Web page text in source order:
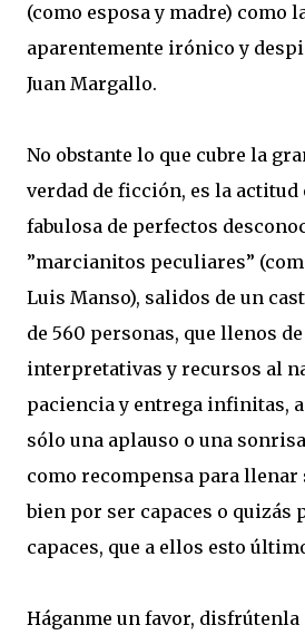
(como esposa y madre) como
aparentemente irónico y
Juan Margallo.
No obstante lo que cubre la
verdad de ficción, es la
fabulosa de perfectos
”marcianitos peculiares”
Luis Manso), salidos de un
de 560 personas, que llenos
interpretativas y recursos al
paciencia y entrega infinitas,
sólo una aplauso o una
como recompensa para llenar
bien por ser capaces o quizás
capaces, que a ellos esto
Háganme un favor, disfrútenla